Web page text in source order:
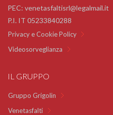
PEC: venetasfaltisrl@legalmail.it
P.I. IT 05233840288
Privacy e Cookie Policy
Videosorveglianza
IL GRUPPO
Gruppo Grigolin
Venetasfalti